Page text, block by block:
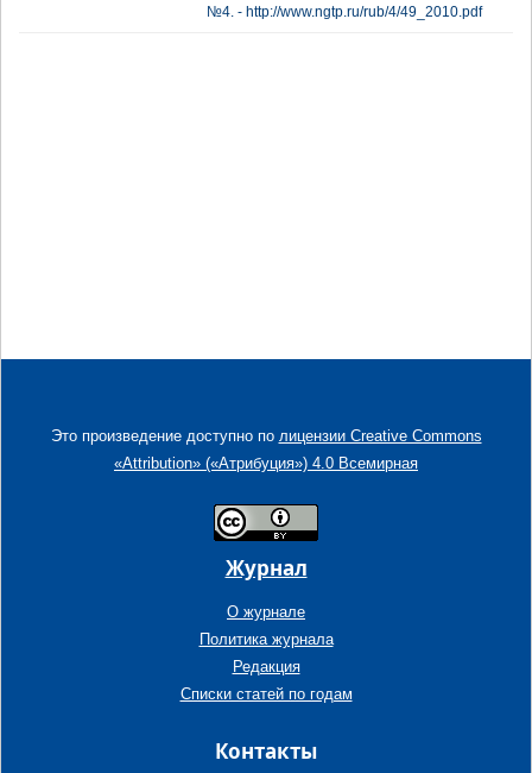
№4. - http://www.ngtp.ru/rub/4/49_2010.pdf
Это произведение доступно по лицензии Creative Commons
«Attribution» («Атрибуция») 4.0 Всемирная
Журнал
О журнале
Политика журнала
Редакция
Списки статей по годам
Контакты